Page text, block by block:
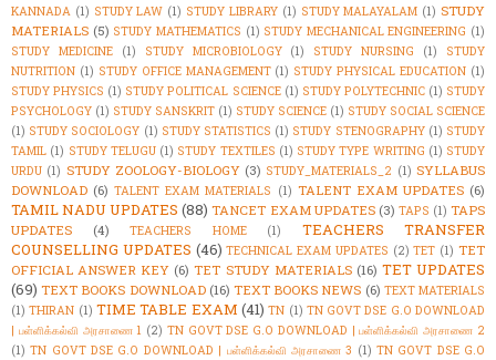
KANNADA (1) STUDY LAW (1) STUDY LIBRARY (1) STUDY MALAYALAM (1) STUDY
MATERIALS (5) STUDY MATHEMATICS (1) STUDY MECHANICAL ENGINEERING (1)
STUDY MEDICINE
(1) STUDY MICROBIOLOGY (1) STUDY NURSING (1)
STUDY
NUTRITION (1) STUDY OFFICE MANAGEMENT (1) STUDY PHYSICAL EDUCATION (1)
STUDY PHYSICS (1) STUDY POLITICAL SCIENCE (1) STUDY POLYTECHNIC (1) STUDY
PSYCHOLOGY (1) STUDY SANSKRIT (1) STUDY SCIENCE (1) STUDY SOCIAL SCIENCE
(1) STUDY SOCIOLOGY (1) STUDY STATISTICS (1) STUDY STENOGRAPHY (1) STUDY
TAMIL (1) STUDY TELUGU (1) STUDY TEXTILES (1) STUDY TYPE WRITING (1) STUDY
URDU (1) STUDY ZOOLOGY-BIOLOGY (3) STUDY_MATERIALS_2 (1) SYLLABUS
DOWNLOAD (6) TALENT EXAM MATERIALS (1) TALENT EXAM UPDATES (6)
TAMIL NADU UPDATES (88) TANCET EXAM UPDATES (3) TAPS (1) TAPS
UPDATES
(4) TEACHERS HOME (1)
TEACHERS TRANSFER
COUNSELLING UPDATES (46) TECHNICAL EXAM UPDATES (2) TET (1) TET
OFFICIAL ANSWER KEY (6) TET STUDY MATERIALS (16) TET UPDATES
(69) TEXT BOOKS DOWNLOAD (16) TEXT BOOKS NEWS (6) TEXT MATERIALS
(1) THIRAN (1) TIME TABLE EXAM (41) TN (1) TN GOVT DSE G.O DOWNLOAD
| பள்ளிக்கல்வி அரசாணை 1 (2) TN GOVT DSE G.O DOWNLOAD | பள்ளிக்கல்வி அரசாணை 2
(1) TN GOVT DSE G.O DOWNLOAD | பள்ளிக்கல்வி அரசாணை 3 (1) TN GOVT DSE G.O